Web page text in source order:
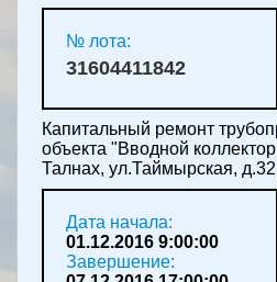
№ лота:
31604411842
Капитальный ремонт
объекта "Вводной
Талнах, ул.Таймырская,
Дата начала:
01.12.2016 9:00:00
Завершение: